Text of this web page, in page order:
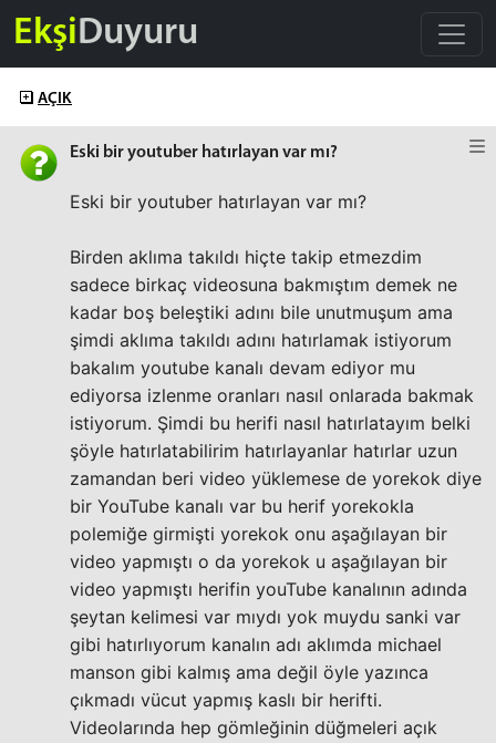
EkşiDuyuru
AÇIK
Eski bir youtuber hatırlayan var mı?
Eski bir youtuber hatırlayan var mı?
Birden aklıma takıldı hiçte takip etmezdim
sadece birkaç videosuna bakmıştım demek ne
kadar boş beleştiki adını bile unutmuşum ama
şimdi aklıma takıldı adını hatırlamak istiyorum
bakalım youtube kanalı devam ediyor mu
ediyorsa izlenme oranları nasıl onlarada bakmak
istiyorum. Şimdi bu herifi nasıl hatırlatayım belki
şöyle hatırlatabilirim hatırlayanlar hatırlar uzun
zamandan beri video yüklemese de yorekok diye
bir YouTube kanalı var bu herif yorekokla
polemiğe girmişti yorekok onu aşağılayan bir
video yapmıştı o da yorekok u aşağılayan bir
video yapmıştı herifin youTube kanalının adında
şeytan kelimesi var mıydı yok muydu sanki var
gibi hatırlıyorum kanalın adı aklımda michael
manson gibi kalmış ama değil öyle yazınca
çıkmadı vücut yapmış kaslı bir herifti.
Videolarında hep gömleğinin düğmeleri açık